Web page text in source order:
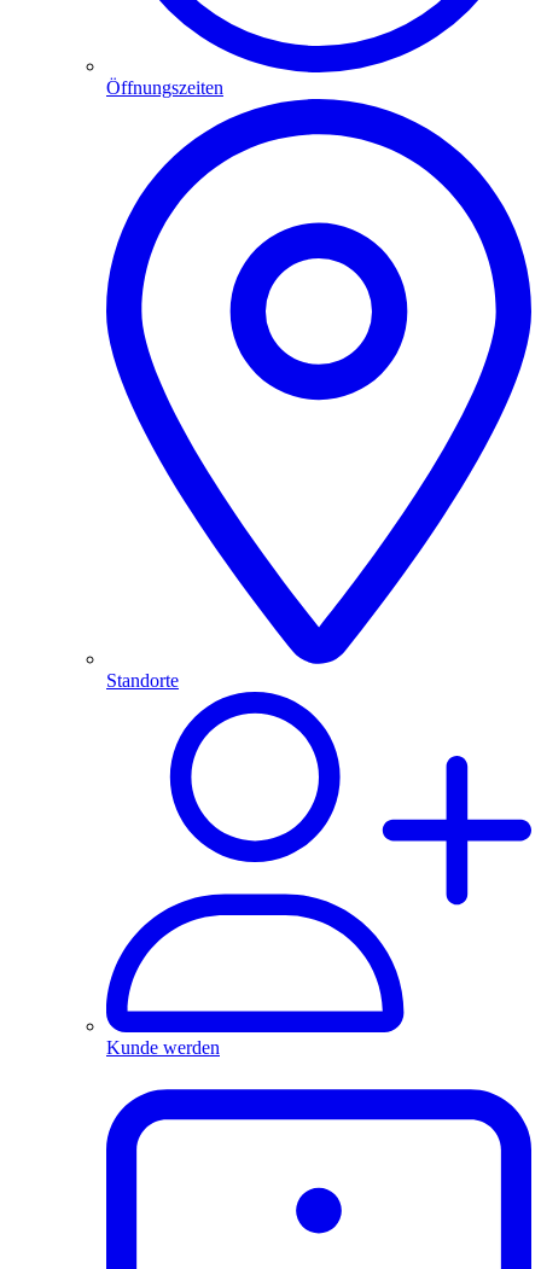
Öffnungszeiten
Standorte
Kunde werden